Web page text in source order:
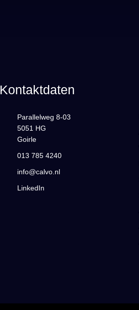
Kontaktdaten
Parallelweg 8-03
5051 HG
Goirle
013 785 4240
info@calvo.nl
LinkedIn